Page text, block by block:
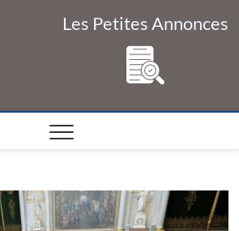
Les Petites Annonces